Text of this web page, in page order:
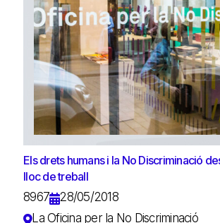
Els drets humans i la No Discriminació
lloc de treball
8967
28/05/2018
La Oficina per la No Discriminació